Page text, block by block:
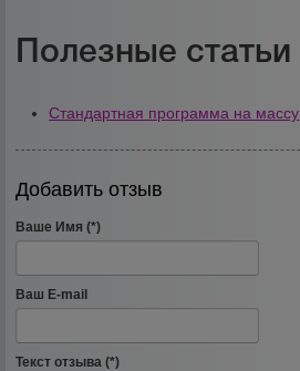
Полезные статьи
Стандартная программа на массу
Добавить отзыв
Ваше Имя (*)
Ваш E-mail
Текст отзыва (*)